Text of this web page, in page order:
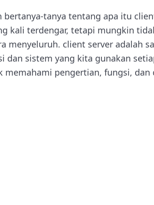
tanya tentang apa itu
kali terdengar, tetapi mungkin
menyeluruh. client server adalah
dan sistem yang kita gunakan
pengertian, fungsi, dan